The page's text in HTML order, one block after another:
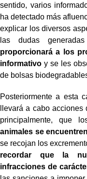
sentido, varios
ha detectado más
explicar los diversos
las dudas
proporcionará a los
informativo y se les
de bolsas
Posteriormente a esta
llevará a cabo
principalmente, que
animales se
se recojan los
recordar que la
infracciones de